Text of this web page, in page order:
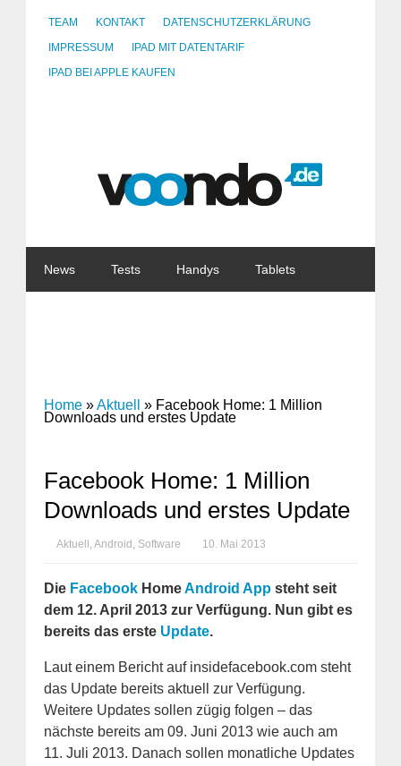
TEAM KONTAKT
DATENSCHUTZERKLÄRUNG
IMPRESSUM
IPAD MIT DATENTARIF
IPAD BEI APPLE KAUFEN
News Tests Handys Tablets
Home »Aktuell » Facebook Home: 1 Million
Downloads und erstes Update
Facebook Home: 1 Million
Downloads und erstes Update
Aktuell ,Android , Software 10. Mai 2013
Die Facebook HomeAndroid App steht seit
dem 12. April 2013 zur Verfügung. Nun gibt es
bereits das erste Update.
Laut einem Bericht auf insidefacebook.com steht
das Update bereits aktuell zur Verfügung.
Weitere Updates sollen zügig folgen – das
nächste bereits am 09. Juni 2013 wie auch am
11. Juli 2013. Danach sollen monatliche Updates